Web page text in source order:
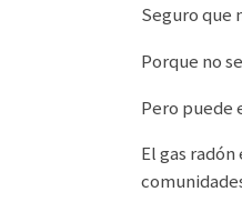
Seguro que
Porque no
Pero puede
El gas